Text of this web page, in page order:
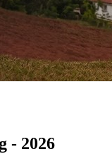
- 2026